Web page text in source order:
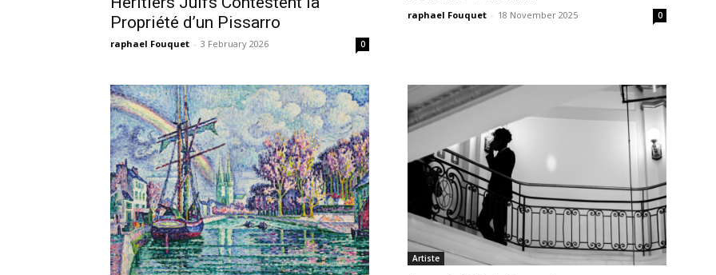
Propriété d’un Pissarro
raphael Fouquet - 3 February 2026 0
raphael Fouquet - 18 November 2025 0
Artiste